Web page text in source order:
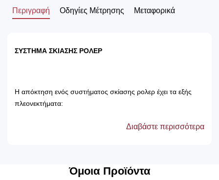
Περιγραφή Οδηγίες Μέτρησης Μεταφορικά
ΣΥΣΤΗΜΑ ΣΚΙΑΣΗΣ ΡΟΛΕΡ
Η απόκτηση ενός συστήματος σκίασης ρολερ έχει τα εξής
πλεονεκτήματα:
μόνο με ένα ελαφρός νωπό βέτεξ ή με
ατμοκαθαριστή.
Διαβάστε περισσότερα
Όμοια Προϊόντα